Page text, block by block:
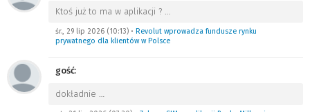
Ktoś już to ma w aplikacji ?
śr., 29 lip 2026 (10:13) • Revolut wprowadza fundusze rynku
prywatnego dla klientów w Polsce
gość:
dokładnie